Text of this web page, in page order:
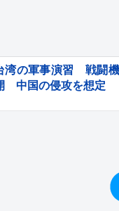
湾の軍事演習 戦闘
中国の侵攻を想定